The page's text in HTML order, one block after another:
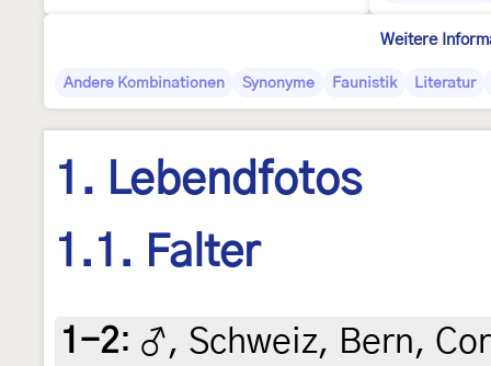
Weitere
Andere Kombinationen Synonyme Faunistik Literatur
1. Lebendfotos
1.1. Falter
1-2: ♂, Schweiz, Bern,